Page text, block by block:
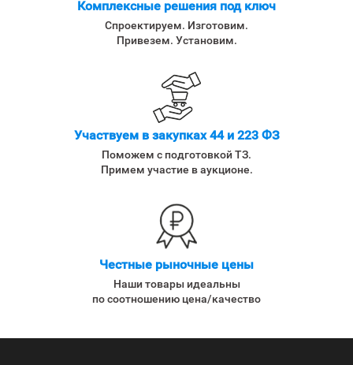
Комплексные решения под ключ
Спроектируем. Изготовим.
Привезем. Установим.
Участвуем в закупках 44 и 223 ФЗ
Поможем с подготовкой ТЗ.
Примем участие в аукционе.
Честные рыночные цены
Наши товары идеальны
по соотношению цена/качество